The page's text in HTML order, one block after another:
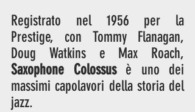
Registrato nel 1956 per la
Prestige, con Tommy Flanagan,
Saxophone Colossus è uno dei
massimi capolavori della storia del
jazz.